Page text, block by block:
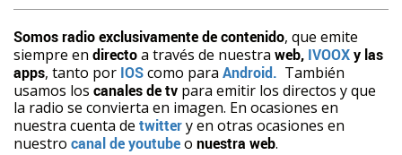
Somos radio exclusivamente de contenido, que emite
siempre en directoa través de nuestra web, IVOOXy las
apps, tanto por IOScomo para Android. También
usamos los canales de tv para emitir los directos y que
la radio se convierta en imagen. En ocasiones en
nuestra cuenta de twittery en otras ocasiones en
nuestro canal de youtubeo nuestra web.